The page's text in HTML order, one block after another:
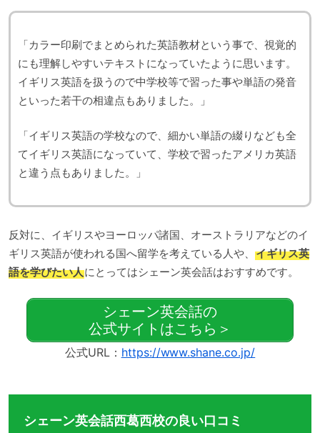
「カラー印刷でまとめられた英語教材という事で、視覚的
にも理解しやすいテキストになっていたように思います。
イギリス英語を扱うので中学校等で習った事や単語の発音
といった若干の相違点もありました。」
「イギリス英語の学校なので、細かい単語の綴りなども全
てイギリス英語になっていて、学校で習ったアメリカ英語
と違う点もありました。」
反対に、イギリスやヨーロッパ諸国、オーストラリアなどのイ
ギリス英語が使われる国へ留学を考えている人や、 イギリス英
語を学びたい人にとってはシェーン英会話はおすすめです。
シェーン英会話の
公式サイトはこちら＞
公式URL： https://www.shane.co.jp/
シェーン英会話西葛西校の良い口コミ